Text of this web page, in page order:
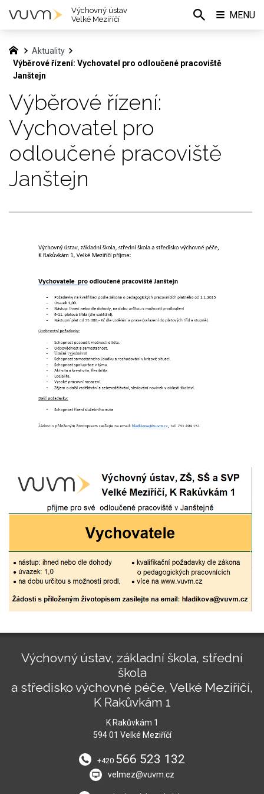
Aktuality
Výběrové řízení: Vychovatel pro odloučené pracoviště
Janštejn
Výběrové řízení:
Vychovatel pro
odloučené pracoviště
Janštejn
Výchovný ústav, základní škola, střední
škola
a středisko výchovné péče, Velké Meziříčí,
K Rakůvkám 1
K Rakůvkám 1
594 01 Velké Meziříčí
+420 566 523 132
velmez@vuvm.cz
Výchovný ústav
Velké Meziříčí
MENU